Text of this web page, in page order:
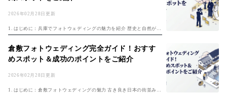
2026年02月28日更新
1. はじめに：兵庫でフォトウェディングの魅力を紹介 歴史と自然が調
和する兵庫県。古城、異人館、美しい海岸線など、多彩なロケーショ
ンで一生に一度の素敵な思い出を写真に残しませんか？ フォトウェデ
ィング...
2026年02月28日更新
倉敷フォトウェディング完全ガイド！おすす
めスポット＆成功のポイントをご紹介
1. はじめに：倉敷フォトウェディングの魅力 古き良き日本の街並みが